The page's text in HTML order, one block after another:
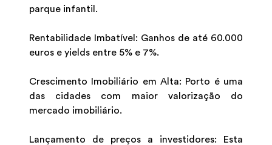
parque infantil.
Rentabilidade Imbatível: Ganhos de até 60.000
euros e yields entre 5% e 7%.
Crescimento Imobiliário em Alta: Porto é uma
das cidades com maior valorização do
mercado imobiliário.
Lançamento de preços a investidores: Esta